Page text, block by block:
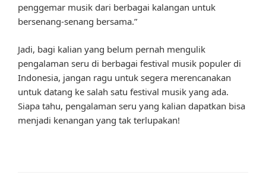
penggemar musik dari berbagai kalangan untuk
bersenang-senang bersama.”
Jadi, bagi kalian yang belum pernah mengulik
pengalaman seru di berbagai festival musik populer di
Indonesia, jangan ragu untuk segera merencanakan
untuk datang ke salah satu festival musik yang ada.
Siapa tahu, pengalaman seru yang kalian dapatkan bisa
menjadi kenangan yang tak terlupakan!